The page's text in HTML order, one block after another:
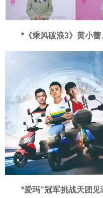
*《乘风破浪3》黄小
*爱玛“冠军挑战天团